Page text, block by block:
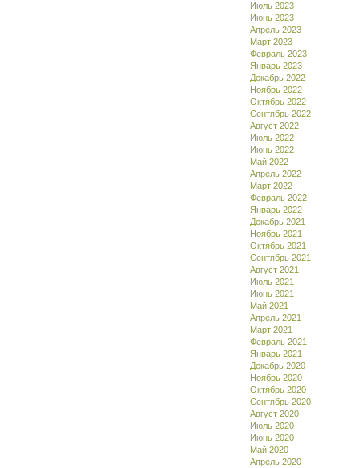
Июль 2023
Июнь 2023
Апрель 2023
Март 2023
Февраль 2023
Январь 2023
Декабрь 2022
Ноябрь 2022
Октябрь 2022
Сентябрь 2022
Август 2022
Июль 2022
Июнь 2022
Май 2022
Апрель 2022
Март 2022
Февраль 2022
Январь 2022
Декабрь 2021
Ноябрь 2021
Октябрь 2021
Сентябрь 2021
Август 2021
Июль 2021
Июнь 2021
Май 2021
Апрель 2021
Март 2021
Февраль 2021
Январь 2021
Декабрь 2020
Ноябрь 2020
Октябрь 2020
Сентябрь 2020
Август 2020
Июль 2020
Июнь 2020
Май 2020
Апрель 2020